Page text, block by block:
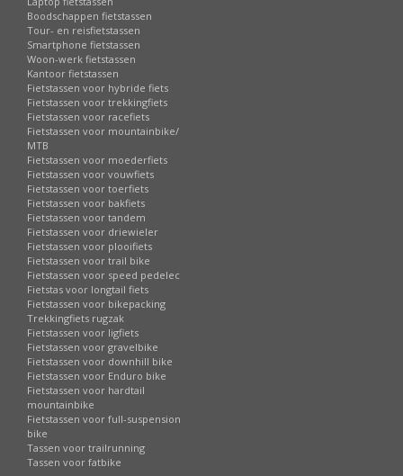
Boodschappen fietstassen
Tour- en reisfietstassen
Smartphone fietstassen
Woon-werk fietstassen
Kantoor fietstassen
Fietstassen voor hybride fiets
Fietstassen voor trekkingfiets
Fietstassen voor racefiets
Fietstassen voor mountainbike/
MTB
Fietstassen voor moederfiets
Fietstassen voor vouwfiets
Fietstassen voor toerfiets
Fietstassen voor bakfiets
Fietstassen voor tandem
Fietstassen voor driewieler
Fietstassen voor plooifiets
Fietstassen voor trail bike
Fietstassen voor speed pedelec
Fietstas voor longtail fiets
Fietstassen voor bikepacking
Trekkingfiets rugzak
Fietstassen voor ligfiets
Fietstassen voor gravelbike
Fietstassen voor downhill bike
Fietstassen voor Enduro bike
Fietstassen voor hardtail
mountainbike
Fietstassen voor full-suspension
bike
Tassen voor trailrunning
Tassen voor fatbike